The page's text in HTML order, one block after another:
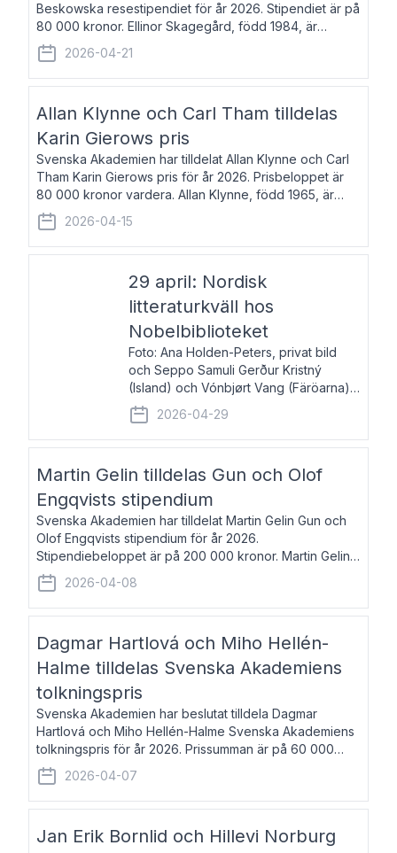
Beskowska resestipendiet för år 2026. Stipendiet är på
80 000 kronor. Ellinor Skagegård, född 1984, är
författare, journalist och musiker. Hon skriver
återkommande för Svenska Dagbladet, Ups
2026-04-21
Allan Klynne och Carl Tham tilldelas
Karin Gierows pris
Svenska Akademien har tilldelat Allan Klynne och Carl
Tham Karin Gierows pris för år 2026. Prisbeloppet är
80 000 kronor vardera. Allan Klynne, född 1965, är
arkeolog, författare, översättare och fil.dr i antikens
kultur och samhällsliv. Ut
2026-04-15
29 april: Nordisk
litteraturkväll hos
Nobelbiblioteket
Foto: Ana Holden-Peters, privat bild
och Seppo Samuli Gerður Kristný
(Island) och Vónbjørt Vang (Färöarna)
läser ur sina verk och samtalar med
John Swedenmark. De läser upp på
färöiska, isländska och svenska och
2026-04-29
Martin Gelin tilldelas Gun och Olof
Engqvists stipendium
Svenska Akademien har tilldelat Martin Gelin Gun och
Olof Engqvists stipendium för år 2026.
Stipendiebeloppet är på 200 000 kronor. Martin Gelin,
född 1978, är journalist och författare. Han lever
numera i Paris men var under många år bosat
2026-04-08
Dagmar Hartlová och Miho Hellén-
Halme tilldelas Svenska Akademiens
tolkningspris
Svenska Akademien har beslutat tilldela Dagmar
Hartlová och Miho Hellén-Halme Svenska Akademiens
tolkningspris för år 2026. Prissumman är på 60 000
kronor var. Dagmar Hartlová, född 1951, översätter
huvudsakligen från svenska till tjeckiska
2026-04-07
Jan Erik Bornlid och Hillevi Norburg